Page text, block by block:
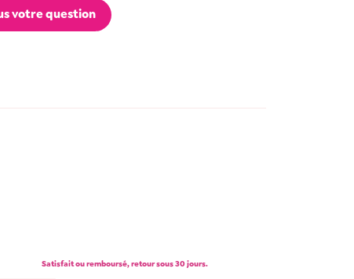
votre question
Satisfait ou remboursé, retour sous 30 jours.